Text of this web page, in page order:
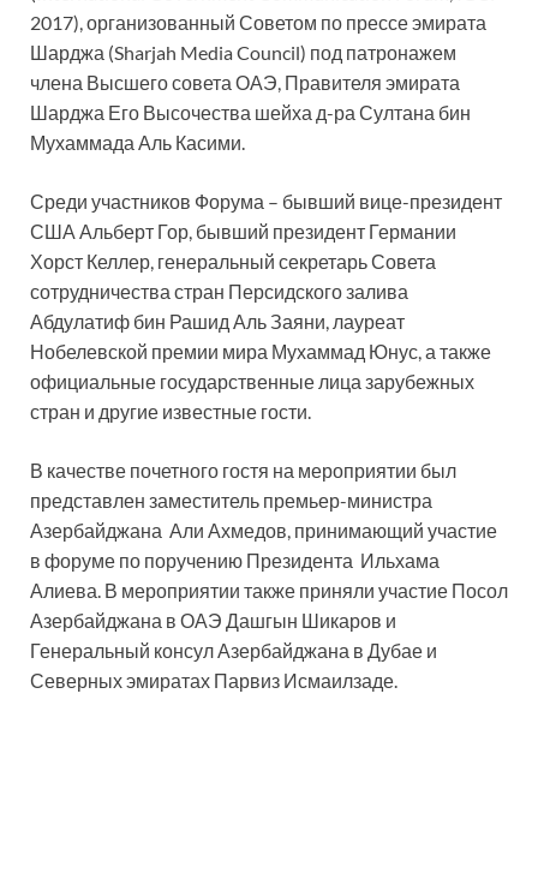
2017), организованный Советом по прессе эмирата
Шарджа (Sharjah Media Council) под патронажем
члена Высшего совета ОАЭ, Правителя эмирата
Шарджа Его Высочества шейха д-ра Султана бин
Мухаммада Аль Касими.
Среди участников Форума – бывший вице-президент
США Альберт Гор, бывший президент Германии
Хорст Келлер, генеральный секретарь Совета
сотрудничества стран Персидского залива
Абдулатиф бин Рашид Аль Заяни, лауреат
Нобелевской премии мира Мухаммад Юнус, а также
официальные государственные лица зарубежных
стран и другие известные гости.
В качестве почетного гостя на мероприятии был
представлен заместитель премьер-министра
Азербайджана Али Ахмедов, принимающий участие
в форуме по поручению Президента Ильхама
Алиева. В мероприятии также приняли участие Посол
Азербайджана в ОАЭ Дашгын Шикаров и
Генеральный консул Азербайджана в Дубае и
Северных эмиратах Парвиз Исмаилзаде.